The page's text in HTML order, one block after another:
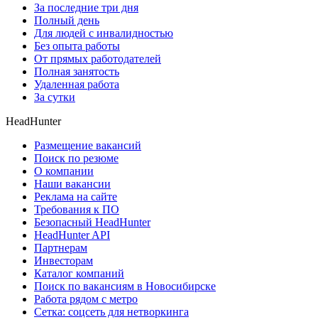
За последние три дня
Полный день
Для людей с инвалидностью
Без опыта работы
От прямых работодателей
Полная занятость
Удаленная работа
За сутки
HeadHunter
Размещение вакансий
Поиск по резюме
О компании
Наши вакансии
Реклама на сайте
Требования к ПО
Безопасный HeadHunter
HeadHunter API
Партнерам
Инвесторам
Каталог компаний
Поиск по вакансиям в Новосибирске
Работа рядом с метро
Сетка: соцсеть для нетворкинга